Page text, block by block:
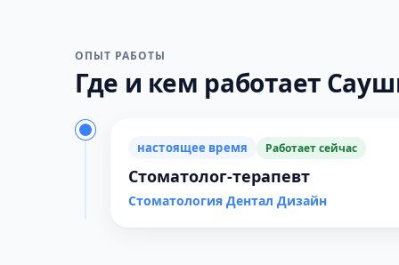
ОПЫТ РАБОТЫ
Где и кем работает
настоящее время Работает сейчас
Стоматолог-терапевт
Стоматология Дентал Дизайн